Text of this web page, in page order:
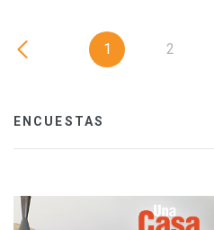
1 2
ENCUESTAS